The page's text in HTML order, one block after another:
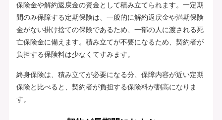
保険金や解約返戻金の資金として積み立てられます。一定期
間のみ保障する定期保険は、一般的に解約返戻金や満期保険
金がない掛け捨ての保険であるため、一部の人に渡される死
亡保険金に備えます。積み立てが不要になるため、契約者が
負担する保険料は少なくてすみます。
終身保険は、積み立てが必要になる分、保障内容が近い定期
保険と比べると、契約者が負担する保険料が割高になりま
す。